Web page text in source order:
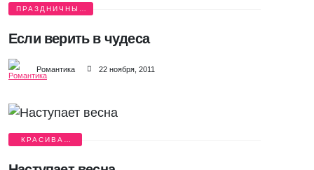
ПРАЗДНИЧНЫЕ
Если верить в чудеса
Романтика 22 ноября, 2011
КРАСИВАЯ